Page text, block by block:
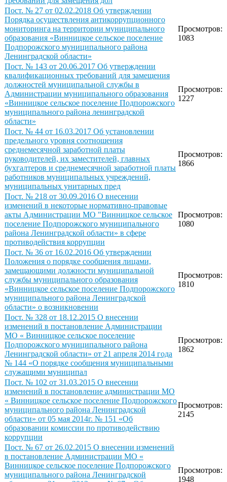
Пост. № 27 от 02.02.2018 Об утверждении
Порядка осуществления антикоррупционного
мониторинга на территории муниципального
образования «Винницкое сельское поселение
Подпорожского муниципального района
Ленинградской области»
Просмотров:
1083
Пост. № 143 от 20.06.2017 Об утверждении
квалификационных требований для замещения
должностей муниципальной службы в
Администрации муниципального образования
«Винницкое сельское поселение Подпорожского
муниципального района ленинградской
области»
Просмотров:
1227
Пост. № 44 от 16.03.2017 Об установлении
предельного уровня соотношения
среднемесячной заработной платы
руководителей, их заместителей, главных
бухгалтеров и среднемесячной заработной платы
работников муниципальных учреждений,
муниципальных унитарных пред
Просмотров:
1866
Пост. № 218 от 30.09.2016 О внесении
изменений в некоторые нормативно-правовые
акты Администрации МО "Винницкое сельское
поселение Подпорожского муниципального
района Ленинградской области» в сфере
противодействия коррупции
Просмотров:
1080
Пост. № 36 от 16.02.2016 Об утверждении
Положения о порядке сообщения лицами,
замещающими должности муниципальной
службы муниципального образования
«Винницкое сельское поселение Подпорожского
муниципального района Ленинградской
области» о возникновении
Просмотров:
1810
Пост. № 328 от 18.12.2015 О внесении
изменений в постановление Администрации
МО « Винницкое сельское поселение
Подпорожского муниципального района
Ленинградской области» от 21 апреля 2014 года
№ 144 «О порядке сообщения муниципальными
служащими муниципал
Просмотров:
1862
Пост. № 102 от 31.03.2015 О внесении
изменений в постановление администрации МО
« Винницкое сельское поселение Подпорожского
муниципального района Ленинградской
области» от 05 мая 2014г. № 151 «Об
образовании комиссии по противодействию
коррупции
Просмотров:
2145
Пост. № 67 от 26.02.2015 О внесении изменений
в постановление Администрации МО «
Винницкое сельское поселение Подпорожского
муниципального района Ленинградской
Просмотров:
1948